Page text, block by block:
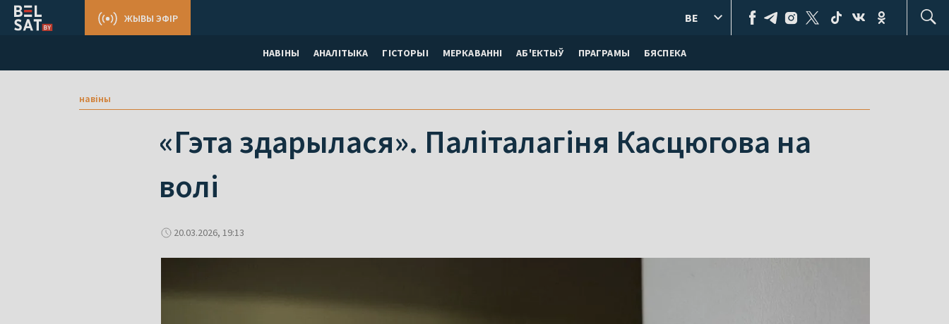
НАВІНЫ АНАЛІТЫКА ГІСТОРЫІ МЕРКАВАННI АБ'ЕКТЫЎ ПРАГРАМЫ БЯСПЕКА
ЖЫВЫ ЭФІР BE
навіны
«Гэта здарылася». Паліталагіня Касцюгова на
волі
20.03.2026, 19:13